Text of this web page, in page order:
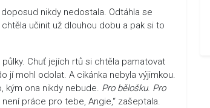
nikdy nedostala. Odtáhla se
učinit už dlouhou dobu a pak si to
Chuť jejích rtů si chtěla pamatovat
jí mohl odolat. A cikánka nebyla výjimkou.
kým ona nikdy nebude. Pro bělošku. Pro
práce pro tebe, Angie,“ zašeptala.